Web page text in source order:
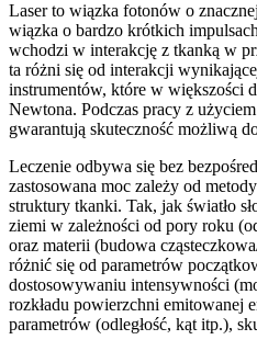
Laser to wiązka fotonów o
wiązka o bardzo krótkich
wchodzi w interakcję z tkanką w
ta różni się od interakcji
instrumentów, które w większości
Newtona. Podczas pracy z
gwarantują skuteczność możliwą
Leczenie odbywa się bez
zastosowana moc zależy od
struktury tkanki. Tak, jak światło
ziemi w zależności od pory roku
oraz materii (budowa
różnić się od parametrów
dostosowywaniu intensywności
rozkładu powierzchni emitowanej
parametrów (odległość, kąt itp.),